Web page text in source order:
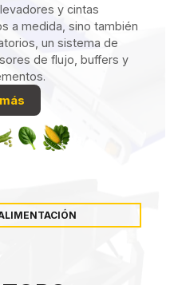
y cintas
a medida, sino también
un sistema de
de flujo, buffers y